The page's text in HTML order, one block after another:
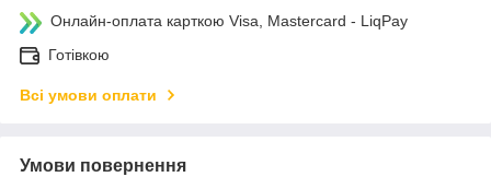
Онлайн-оплата карткою Visa, Mastercard - LiqPay
Готівкою
Всі умови оплати
Умови повернення